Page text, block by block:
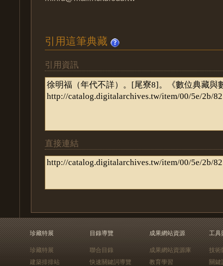
引用這筆典藏
引用資訊
直接連結
珍藏特展
珍藏特展
建築排排站
目錄導覽
聯合目錄
快速關鍵詞導覽
成果網站資源
成果網站資源庫
教育學習
工具
技術
關鍵